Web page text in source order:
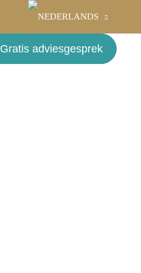
Gratis adviesgesprek